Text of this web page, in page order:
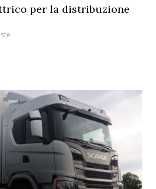
per la distribuzione